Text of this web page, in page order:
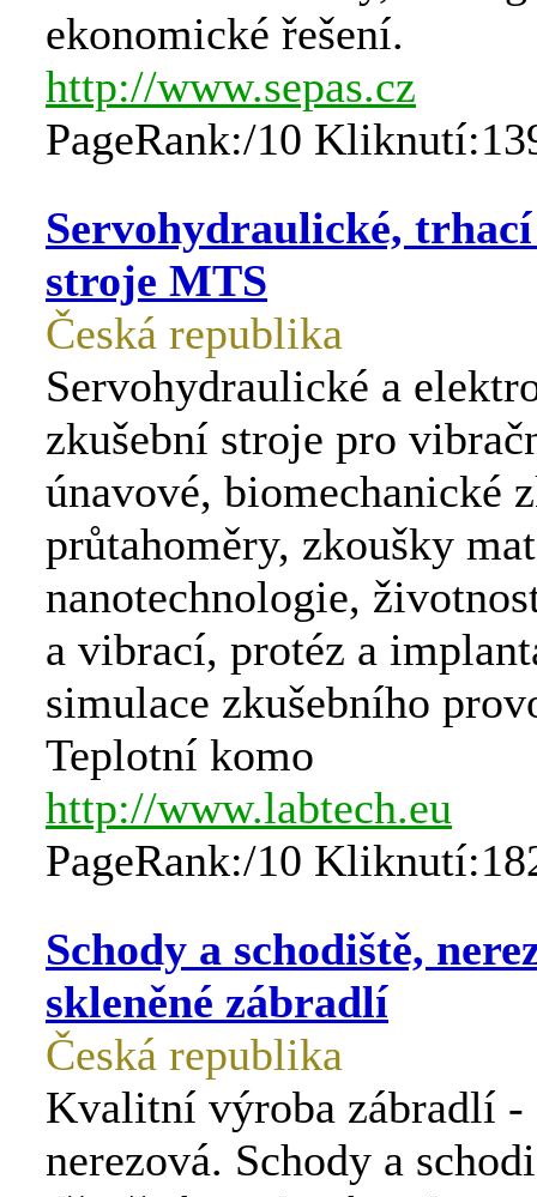
ekonomické řešení.
http://www.sepas.cz
PageRank:/10
Servohydraulické,
stroje MTS
Česká republika
Servohydraulické a
zkušební stroje pro
únavové, biomechanické
průtahoměry, zkoušky
nanotechnologie,
a vibrací, protéz a
simulace zkušebního
Teplotní komo
http://www.labtech.eu
PageRank:/10
Schody a schodiště,
skleněné zábradlí
Česká republika
Kvalitní výroba zábradlí -
nerezová. Schody a